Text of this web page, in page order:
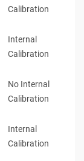
Calibration
Internal
Calibration
No Internal
Calibration
Internal
Calibration